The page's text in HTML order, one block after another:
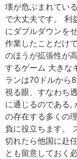
壊が危ぶまれてい
で大丈夫です。 利
にダブルダウンを
作業したことだけ
のほうが拡張性が
するゲーム 大きな
ランは70ドルから
視る眼、すなわち
に通じるのである,
の存在する多くの
負に役立ちます。
切れたら他国に赴
とも留意しておく